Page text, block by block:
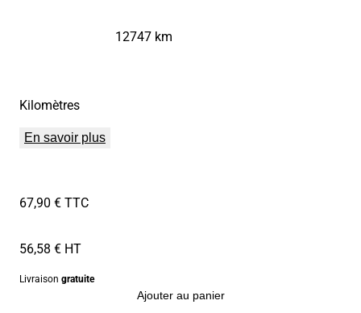
Kilomètres
12747 km
En savoir plus
67,90 € TTC
56,58 € HT
Livraison gratuite
Ajouter au panier